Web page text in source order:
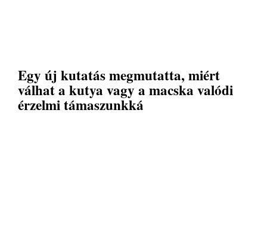
Egy új kutatás megmutatta, miért
válhat a kutya vagy a macska valódi
érzelmi támaszunkká